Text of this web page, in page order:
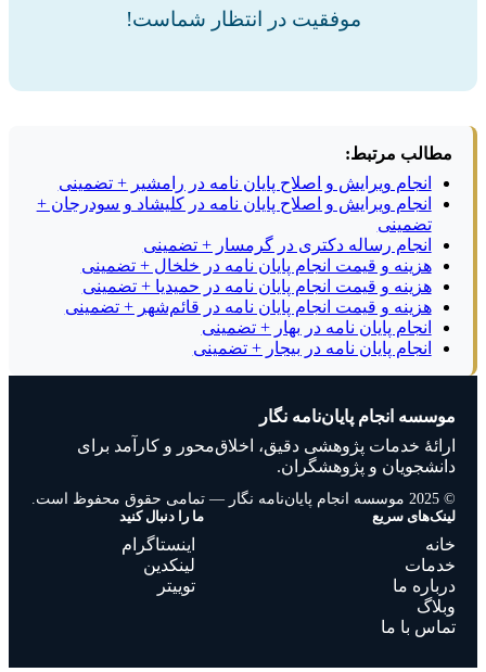
موفقیت در انتظار شماست!
مطالب مرتبط:
انجام ویرایش و اصلاح پایان نامه در رامشیر + تضمینی
انجام ویرایش و اصلاح پایان نامه در کلیشاد و سودرجان +
تضمینی
انجام رساله دکتری در گرمسار + تضمینی
هزینه و قیمت انجام پایان نامه در خلخال + تضمینی
هزینه و قیمت انجام پایان نامه در حمیدیا + تضمینی
هزینه و قیمت انجام پایان نامه در قائم‌شهر + تضمینی
انجام پایان نامه در بهار + تضمینی
انجام پایان نامه در بیجار + تضمینی
موسسه انجام پایان‌نامه نگار
ارائهٔ خدمات پژوهشی دقیق، اخلاق‌محور و کارآمد برای
دانشجویان و پژوهشگران.
© 2025 موسسه انجام پایان‌نامه نگار — تمامی حقوق محفوظ است.
لینک‌های سریع
خانه
خدمات
درباره ما
وبلاگ
تماس با ما
ما را دنبال کنید
اینستاگرام
لینکدین
توییتر